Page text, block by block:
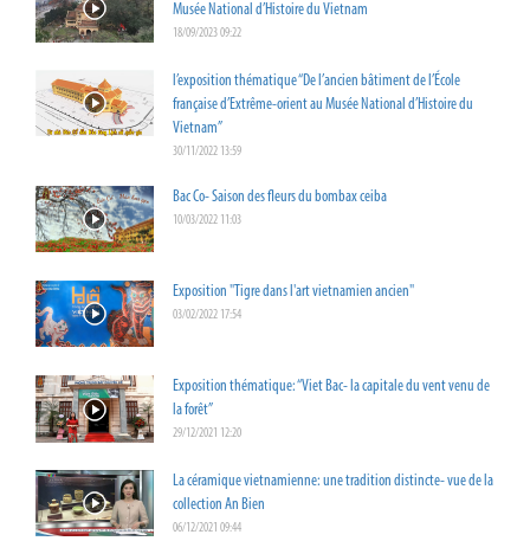
Musée National d’Histoire du Vietnam
18/09/2023 09:22
l’exposition thématique “De l’ancien bâtiment de l’École
française d’Extrême-orient au Musée National d’Histoire du
Vietnam”
30/11/2022 13:59
Bac Co- Saison des fleurs du bombax ceiba
10/03/2022 11:03
Exposition "Tigre dans l'art vietnamien ancien"
03/02/2022 17:54
Exposition thématique: “Viet Bac- la capitale du vent venu de
la forêt”
29/12/2021 12:20
La céramique vietnamienne: une tradition distincte- vue de la
collection An Bien
06/12/2021 09:44